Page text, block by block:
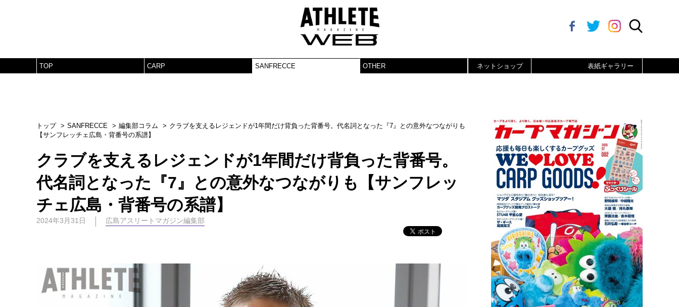
TOP CARP SANFRECCE OTHER ネットショップ 表紙ギャラリー
トップ SANFRECCE 編集部コラム
クラブを支えるレジェンドが1年間だけ背負った背番号。代名詞となった『7』との意外なつながりも
【サンフレッチェ広島・背番号の系譜】
クラブを支えるレジェンドが1年間だけ背負った背番号。
代名詞となった『7』との意外なつながりも【サンフレッ
チェ広島・背番号の系譜】
2024年3月31日 広島アスリートマガジン編集部